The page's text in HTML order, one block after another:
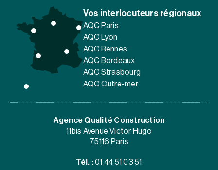
Vos interlocuteurs régionaux
AQC Paris
AQC Lyon
AQC Rennes
AQC Bordeaux
AQC Strasbourg
AQC Outre-mer
Agence Qualité Construction
11bis Avenue Victor Hugo
75116 Paris
Tél. : 01 44 51 03 51